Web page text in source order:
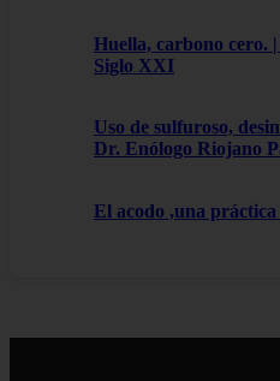
Huella, carbono cero.
Siglo XXI
Uso de sulfuroso,
Dr. Enólogo Riojano
El acodo ,una